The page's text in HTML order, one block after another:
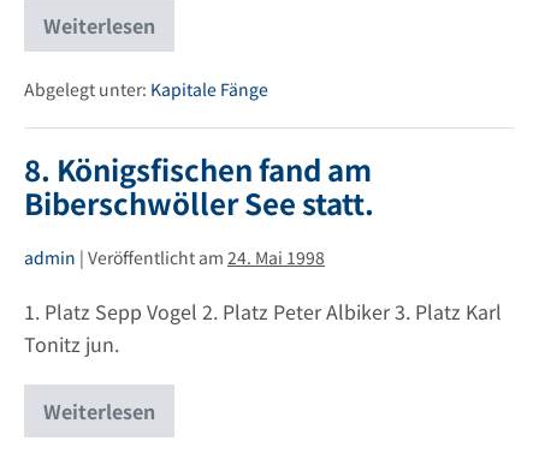
Weiterlesen
Graskarpfen
von
Mößmer
Abgelegt unter: Kapitale Fänge
8. Königsfischen fand am
Biberschwöller See statt.
admin | Veröffentlicht am 24. Mai 1998
1. Platz Sepp Vogel 2. Platz Peter Albiker 3. Platz Karl
Tonitz jun.
Weiterlesen
8.
Königsfischen